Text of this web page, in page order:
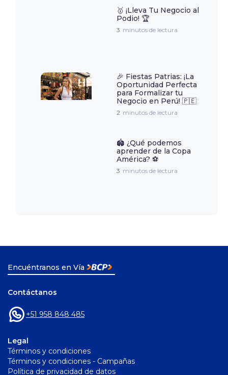
🥇 ¡Lleva Tu Negocio al
Podio! 🏆
3 minutos de lectura
🎉 Fiestas Patrias: ¡La
Oportunidad Perfecta
para Formalizar tu
Negocio en Perú! 🇵🇪
2 minutos de lectura
🏟️ ¿Qué podemos
aprender de la Copa
América? ⚽️
3 minutos de lectura
Encuéntranos en Vía
Contáctanos
+51 958 848 485
Legal
Términos y condiciones
Términos y condiciones - Campañas
Política de privacidad de datos